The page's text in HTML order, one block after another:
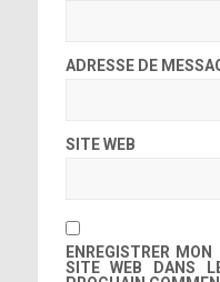
ADRESSE DE
SITE WEB
ENREGISTRER
SITE WEB DANS